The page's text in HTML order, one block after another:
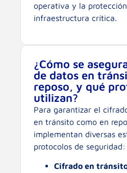
operativa y la
infraestructura crítica.
¿Cómo se
de datos en
reposo, y qué
utilizan?
Para garantizar el
en tránsito como en
implementan diversas
protocolos de seguridad:
Cifrado en